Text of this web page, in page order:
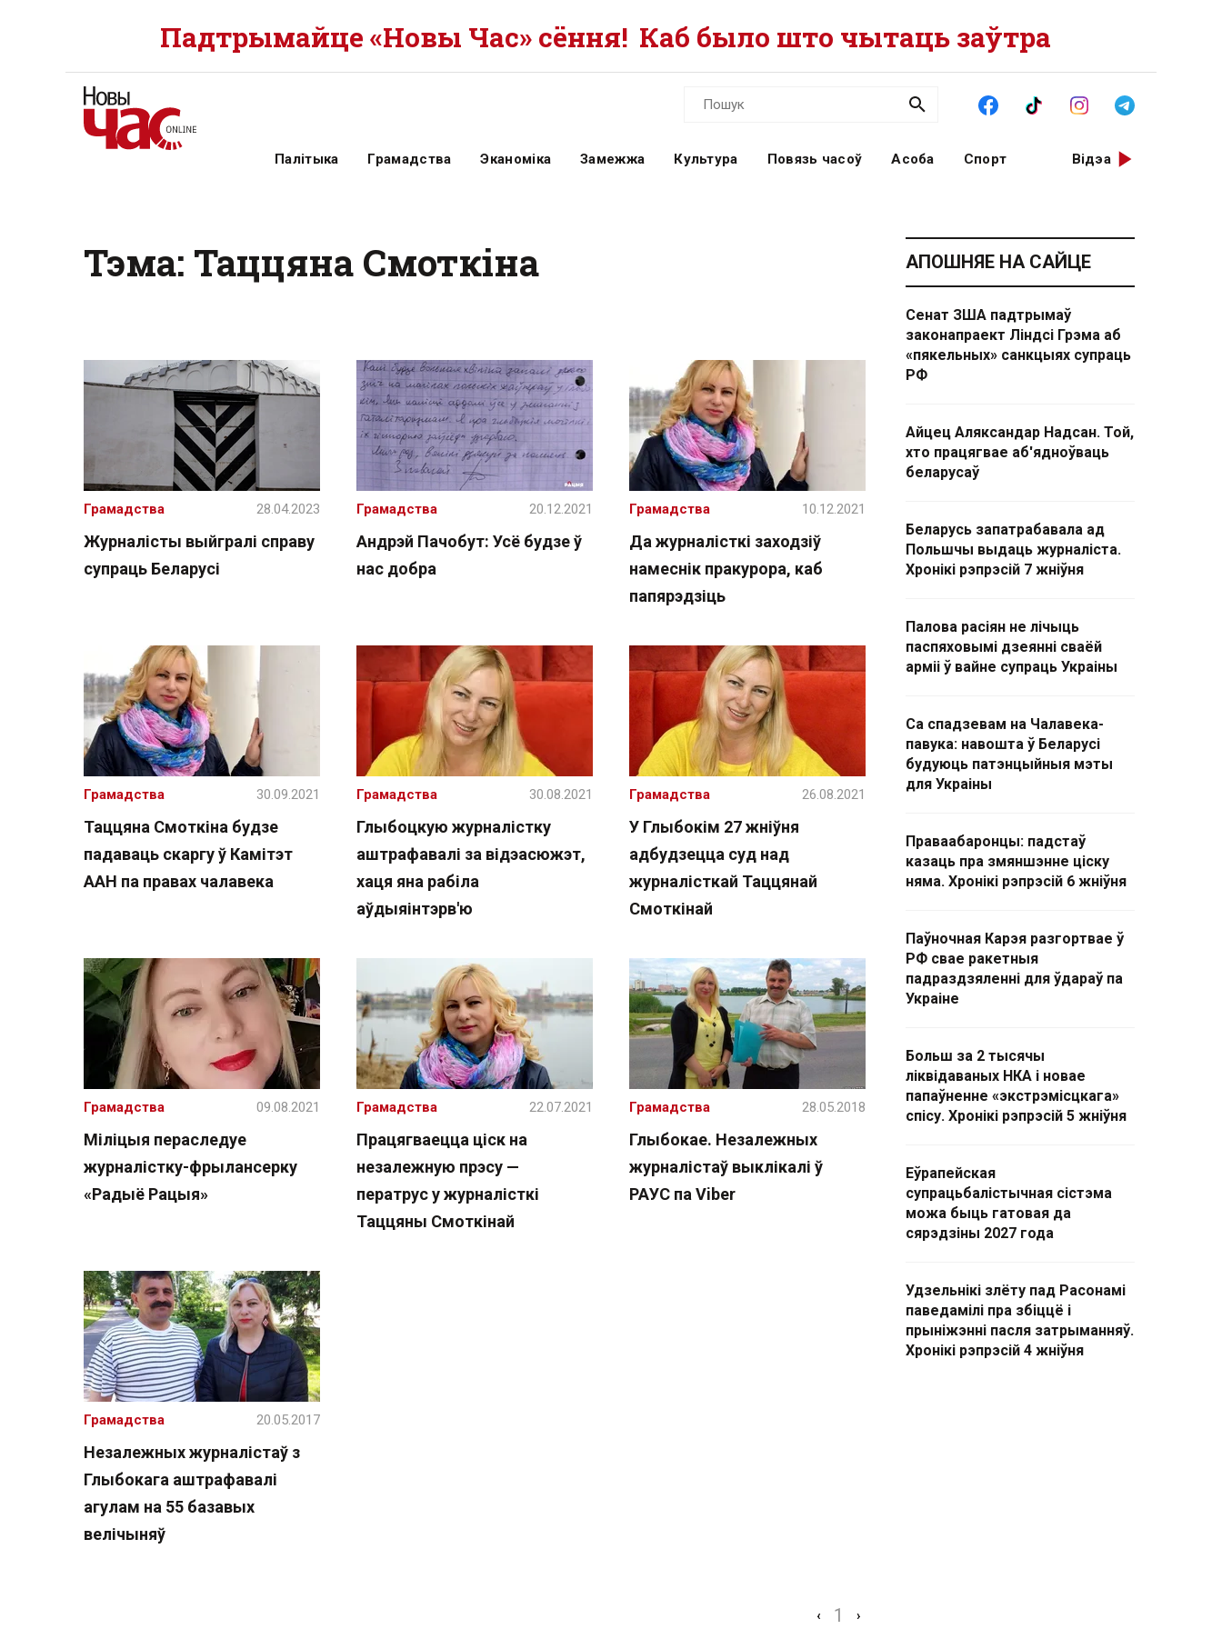
Падтрымайце «Новы Час» сёння! Каб было што чытаць заўтра
Палітыка Грамадства Эканоміка Замежжа Культура Повязь часоў Асоба Спорт Відэа
Тэма: Таццяна Смоткіна
Журналісты выйгралі справу
супраць Беларусі
Грамадства 28.04.2023
Андрэй Пачобут: Усё будзе ў
нас добра
Грамадства 20.12.2021
Да журналісткі заходзіў
намеснік пракурора, каб
папярэдзіць
Грамадства 10.12.2021
Таццяна Смоткіна будзе
падаваць скаргу ў Камітэт
ААН па правах чалавека
Грамадства 30.09.2021
Глыбоцкую журналістку
аштрафавалі за відэасюжэт,
хаця яна рабіла
аўдыяінтэрв'ю
Грамадства 30.08.2021
У Глыбокім 27 жніўня
адбудзецца суд над
журналісткай Таццянай
Смоткінай
Грамадства 26.08.2021
Міліцыя пераследуе
журналістку-фрылансерку
«Радыё Рацыя»
Грамадства 09.08.2021
Працягваецца ціск на
незалежную прэсу —
ператрус у журналісткі
Таццяны Смоткінай
Грамадства 22.07.2021
Глыбокае. Незалежных
журналістаў выклікалі ў
РАУС па Viber
Грамадства 28.05.2018
Незалежных журналістаў з
Глыбокага аштрафавалі
агулам на 55 базавых
велічыняў
Грамадства 20.05.2017
‹ 1 ›
АПОШНЯЕ НА САЙЦЕ
Сенат ЗША падтрымаў
законапраект Ліндсі Грэма аб
«пякельных» санкцыях супраць
РФ
Айцец Аляксандар Надсан. Той,
хто працягвае аб'ядноўваць
беларусаў
Беларусь запатрабавала ад
Польшчы выдаць журналіста.
Хронікі рэпрэсій 7 жніўня
Палова расіян не лічыць
паспяховымі дзеянні сваёй
арміі ў вайне супраць Украіны
Са спадзевам на Чалавека-
павука: навошта ў Беларусі
будуюць патэнцыйныя мэты
для Украіны
Праваабаронцы: падстаў
казаць пра змяншэнне ціску
няма. Хронікі рэпрэсій 6 жніўня
Паўночная Карэя разгортвае ў
РФ свае ракетныя
падраздзяленні для ўдараў па
Украіне
Больш за 2 тысячы
ліквідаваных НКА і новае
папаўненне «экстрэмісцкага»
спісу. Хронікі рэпрэсій 5 жніўня
Еўрапейская
супрацьбалістычная сістэма
можа быць гатовая да
сярэдзіны 2027 года
Удзельнікі злёту пад Расонамі
паведамілі пра збіццё і
прыніжэнні пасля затрыманняў.
Хронікі рэпрэсій 4 жніўня